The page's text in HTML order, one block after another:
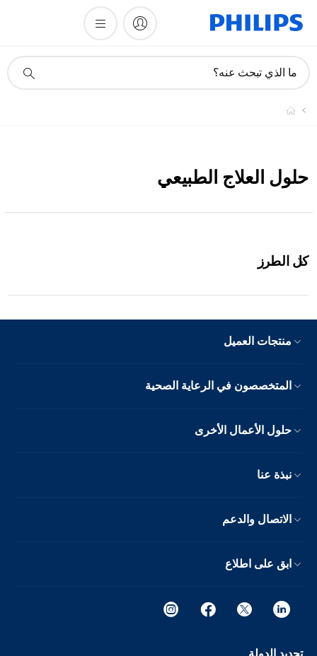
دعم
ما الذي تبحث عنه؟
حلول العلاج الطبيعي
كل الطرز
منتجات العميل
المتخصصون في الرعاية الصحية
حلول الأعمال الأخرى
نبذة عنا
الاتصال والدعم
ابق على اطلاع
تحديد الدولة